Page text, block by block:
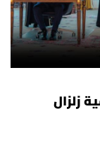
زلزال